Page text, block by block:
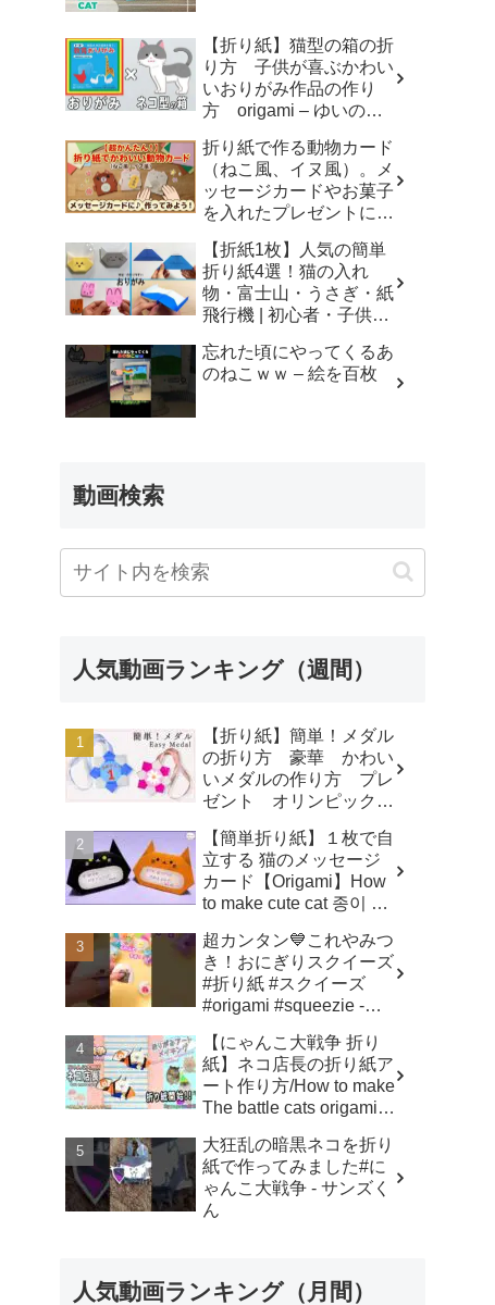
【折り紙】猫型の箱の折
り方 子供が喜ぶかわい
いおりがみ作品の作り
方 origami – ゆいのお
折り紙で作る動物カード
（ねこ風、イヌ風）。メ
ッセージカードやお菓子
を入れたプレゼントに。
【折紙1枚】人気の簡単
折り紙4選！猫の入れ
物・富士山・うさぎ・紙
飛行機 | 初心者・子供・
Easy Crafts | 摺紙 | 종이
접기 ひこうき ねこ
忘れた頃にやってくるあ
のねこｗｗ – 絵を百枚
動画検索
人気動画ランキング（週間）
【折り紙】簡単！メダル
の折り方 豪華 かわい
いメダルの作り方 プレ
ゼント オリンピックメ
origamilibrary
【簡単折り紙】１枚で自
立する 猫のメッセージ
カード【Origami】How
to make cute cat 종이 접
ン トトロ Totoro 万圣
节 小猫咪 Halloween -
hana's channel
超カンタン💙これやみつ
き！おにぎりスクイーズ
#折り紙 #スクイーズ
#origami #squeezie -
折り紙♪
【にゃんこ大戦争 折り
紙】ネコ店長の折り紙ア
ート作り方/How to make
The battle cats origami
チャンネル【人気キャラ
折り紙(Popular
character origami)】
大狂乱の暗黒ネコを折り
紙で作ってみました#に
ゃんこ大戦争 - サンズく
ん
人気動画ランキング（月間）